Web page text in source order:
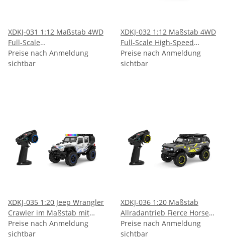
XDKJ-031 1:12 Maßstab 4WD
Full-Scale
Hochgeschwindigkeits-
Wüstentruck
Preise nach Anmeldung
sichtbar
XDKJ-032 1:12 Maßstab 4WD
Full-Scale High-Speed
Offroad-Monster-Truck
Preise nach Anmeldung
sichtbar
XDKJ-035 1:20 Jeep Wrangler
Crawler im Maßstab mit
Allradantrieb
Preise nach Anmeldung
sichtbar
XDKJ-036 1:20 Maßstab
Allradantrieb Fierce Horse
Crawler
Preise nach Anmeldung
sichtbar